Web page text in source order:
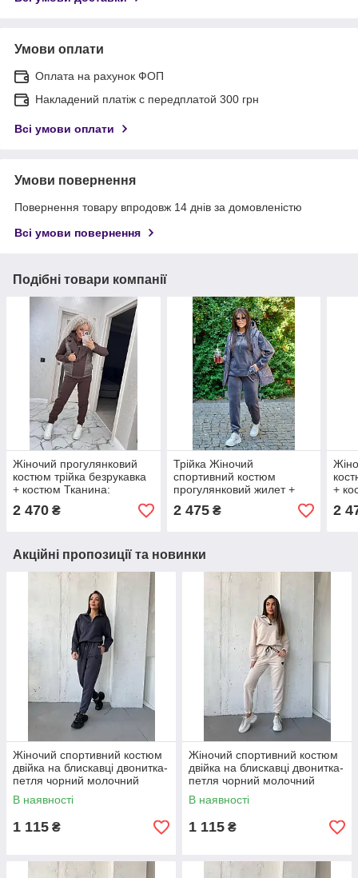
Умови оплати
Оплата на рахунок ФОП
Накладений платіж с передплатой 300 грн
Всі умови оплати
Умови повернення
Повернення товару впродовж 14 днів за домовленістю
Всі умови повернення
Подібні товари компанії
Жіночий прогулянковий
костюм трійка безрукавка
+ костюм Тканина:
Тринитка на флісі Розміри:
M, L, XL
2 470 ₴
Трійка Жіночий
спортивний костюм
прогулянковий жилет +
костюм двосторонній
щільний велю Розмір 46-
2 475₴
+
M,
2
Акційні пропозиції та новинки
Жіночий спортивний костюм
двійка на блискавці двонитка-
петля чорний молочний
графіт капучино бежевий
оливковий S-XL 50-56
В наявності
1 115 ₴
Жіночий спортивний костюм
двійка на блискавці двонитка-
петля чорний молочний
графіт капучино бежевий
оливковий S-XL 50-56
В наявності
1 115 ₴